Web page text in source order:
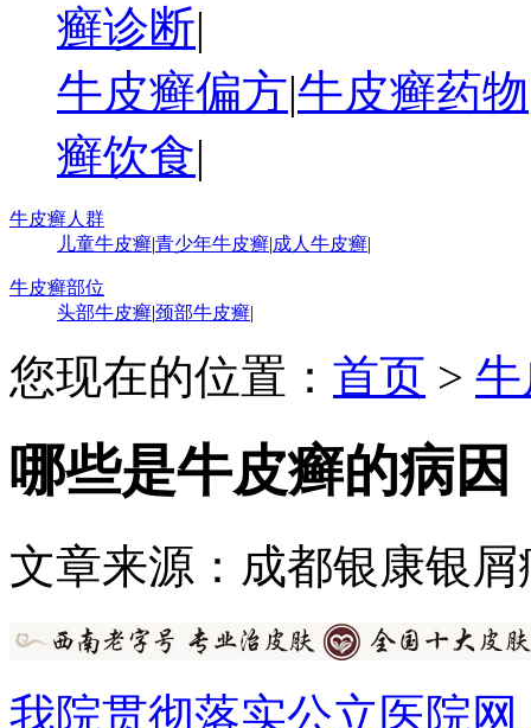
癣诊断|
牛皮癣偏方|牛皮癣药物
癣饮食|
牛皮癣人群
儿童牛皮癣|青少年牛皮癣|成人牛皮癣|
牛皮癣部位
头部牛皮癣|颈部牛皮癣|
您现在的位置： 首页 >
哪些是牛皮癣的病因
文章来源：成都银康银屑
我院贯彻落实公立医院